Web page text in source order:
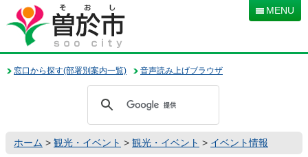
本
文
移
動
音声読み上げブラウザ
窓口から探す(部署別案内一覧)
MENU
ホーム > 観光・イベント > 観光・イベント > イベント情報